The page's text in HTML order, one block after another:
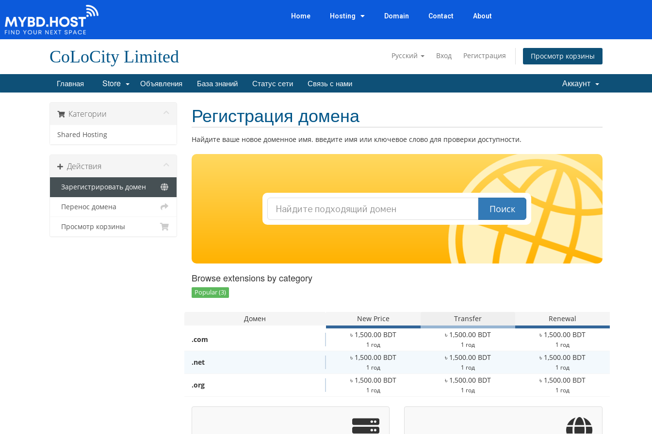
Home Hosting Domain Contact About
Русский Вход Регистрация Просмотр корзины
CoLoCity Limited
Главная Store Объявления База знаний Статус сети Связь с нами Аккаунт
Категории
Shared Hosting
Действия
Зарегистрировать домен
Перенос домена
Просмотр корзины
Регистрация домена
Найдите ваше новое доменное имя. введите имя или ключевое слово для проверки доступности.
Поиск
Browse extensions by category
Popular (3)
Домен New Price Transfer Renewal
.com
৳ 1,500.00 BDT
1 год
৳ 1,500.00 BDT
1 год
৳ 1,500.00 BDT
1 год
.net
৳ 1,500.00 BDT
1 год
৳ 1,500.00 BDT
1 год
৳ 1,500.00 BDT
1 год
.org
৳ 1,500.00 BDT
1 год
৳ 1,500.00 BDT
1 год
৳ 1,500.00 BDT
1 год